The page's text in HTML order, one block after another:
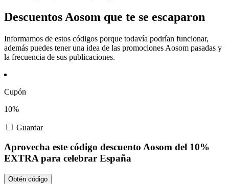
Descuentos Aosom que te se escaparon
Informamos de estos códigos porque todavía podrían funcionar,
además puedes tener una idea de las promociones Aosom pasadas y
la frecuencia de sus publicaciones.
Cupón
10%
Guardar
Aprovecha este código descuento Aosom del 10%
EXTRA para celebrar España
Obtén código